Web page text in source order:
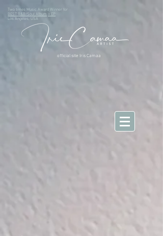
official site Iris Camaa
Two times Music Award Winner for
BEST R&B/Soul Album + EP
Los Angeles, USA